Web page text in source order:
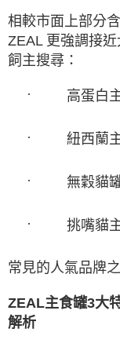
相較市面上部分
ZEAL 更強調接
飼主搜尋：
· 高蛋白
· 紐西蘭
· 無穀貓
· 挑嘴貓
常見的人氣品牌
ZEAL主食罐3大
解析